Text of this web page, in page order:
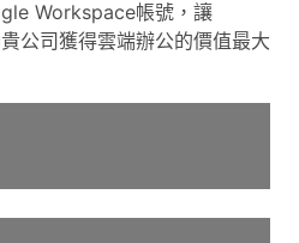
Workspace帳號，讓
公司獲得雲端辦公的價值最大